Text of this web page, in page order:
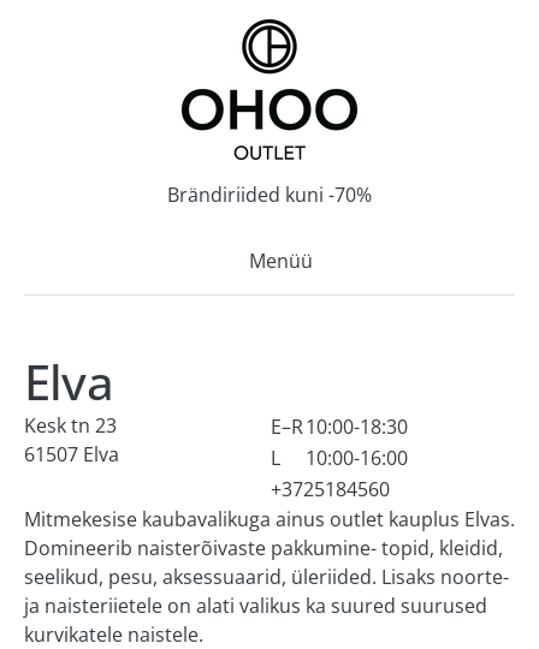
Brändiriided kuni -70%
Menüü
KAUPLUSED
T1 Tallinn
Mustamäe keskus
Järve keskus
Elva
Kesk tn 23
61507 Elva
E–R10:00-18:30
L
10:00-16:00
+3725184560
Mitmekesise kaubavalikuga ainus outlet kauplus Elvas.
Domineerib naisterõivaste pakkumine- topid, kleidid,
seelikud, pesu, aksessuaarid, üleriided. Lisaks noorte-
ja naisteriietele on alati valikus ka suured suurused
kurvikatele naistele.